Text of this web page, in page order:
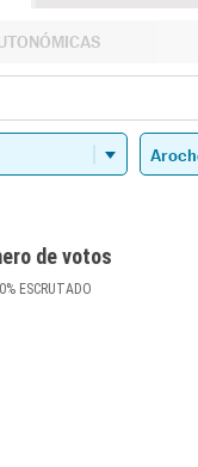
de votos
%ESCRUTADO